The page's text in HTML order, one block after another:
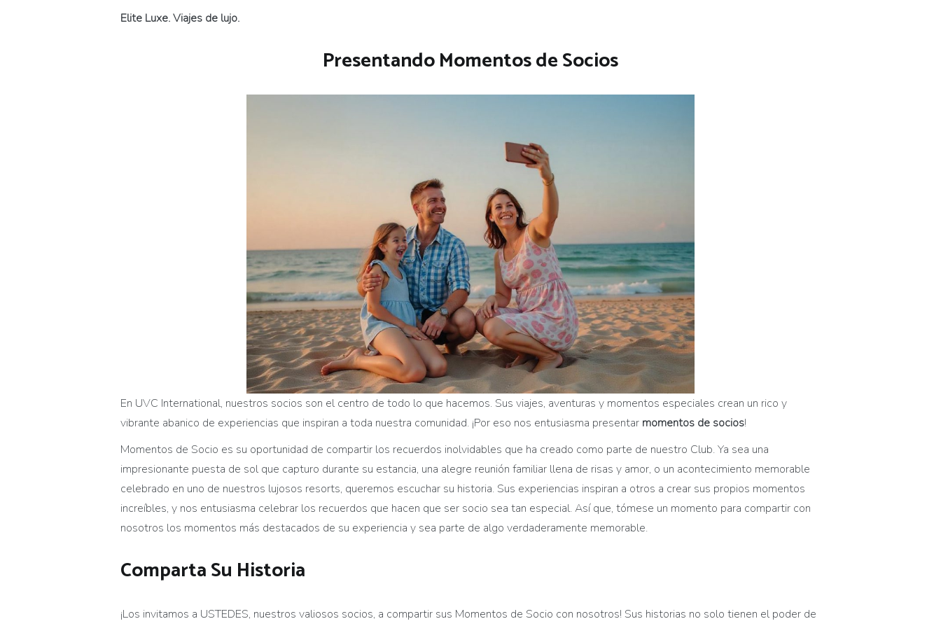
Elite Luxe. Viajes de lujo.
Presentando Momentos de Socios
En UVC International, nuestros socios son el centro de todo lo que hacemos. Sus viajes, aventuras y momentos especiales crean un rico y
vibrante abanico de experiencias que inspiran a toda nuestra comunidad. ¡Por eso nos entusiasma presentar momentos de socios!
Momentos de Socio es su oportunidad de compartir los recuerdos inolvidables que ha creado como parte de nuestro Club. Ya sea una
impresionante puesta de sol que capturo durante su estancia, una alegre reunión familiar llena de risas y amor, o un acontecimiento memorable
celebrado en uno de nuestros lujosos resorts, queremos escuchar su historia. Sus experiencias inspiran a otros a crear sus propios momentos
increíbles, y nos entusiasma celebrar los recuerdos que hacen que ser socio sea tan especial. Así que, tómese un momento para compartir con
nosotros los momentos más destacados de su experiencia y sea parte de algo verdaderamente memorable.
Comparta Su Historia
¡Los invitamos a USTEDES, nuestros valiosos socios, a compartir sus Momentos de Socio con nosotros! Sus historias no solo tienen el poder de